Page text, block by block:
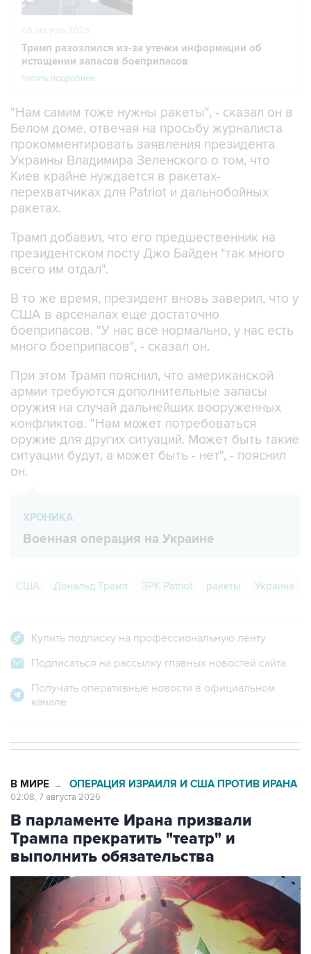
Трамп разозлился из-за утечки информации об
истощении запасов боеприпасов
Читать подробнее
"Нам самим тоже нужны ракеты", - сказал он в
Белом доме, отвечая на просьбу журналиста
прокомментировать заявления президента
Украины Владимира Зеленского о том, что
Киев крайне нуждается в ракетах-
перехватчиках для Patriot и дальнобойных
ракетах.
Трамп добавил, что его предшественник на
президентском посту Джо Байден "так много
всего им отдал".
В то же время, президент вновь заверил, что у
США в арсеналах еще достаточно
боеприпасов. "У нас все нормально, у нас есть
много боеприпасов", - сказал он.
При этом Трамп пояснил, что американской
армии требуются дополнительные запасы
оружия на случай дальнейших вооруженных
конфликтов. "Нам может потребоваться
оружие для других ситуаций. Может быть такие
ситуации будут, а может быть - нет", - пояснил
он.
ХРОНИКА
Военная операция на Украине
США Дональд Трамп ЗРК Patriot ракеты Украина
Купить подписку на профессиональную ленту
Подписаться на рассылку главных новостей сайта
Получать оперативные новости в официальном
канале
В МИРЕ → ОПЕРАЦИЯ ИЗРАИЛЯ И США ПРОТИВ ИРАНА
02:08, 7 августа 2026
В парламенте Ирана призвали
Трампа прекратить "театр" и
выполнить обязательства